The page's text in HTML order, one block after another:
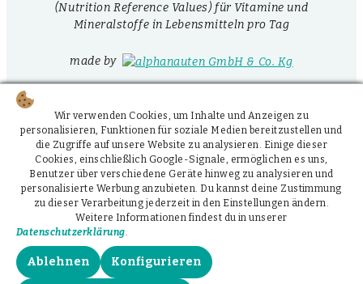
(Nutrition Reference Values) für Vitamine und
Mineralstoffe in Lebensmitteln pro Tag
made by
Wir verwenden Cookies, um Inhalte und Anzeigen zu
personalisieren, Funktionen für soziale Medien bereitzustellen und
die Zugriffe auf unsere Website zu analysieren. Einige dieser
Cookies, einschließlich Google-Signale, ermöglichen es uns,
Benutzer über verschiedene Geräte hinweg zu analysieren und
personalisierte Werbung anzubieten. Du kannst deine Zustimmung
zu dieser Verarbeitung jederzeit in den Einstellungen ändern.
Weitere Informationen findest du in unserer
Datenschutzerklärung.
Ablehnen Konfigurieren